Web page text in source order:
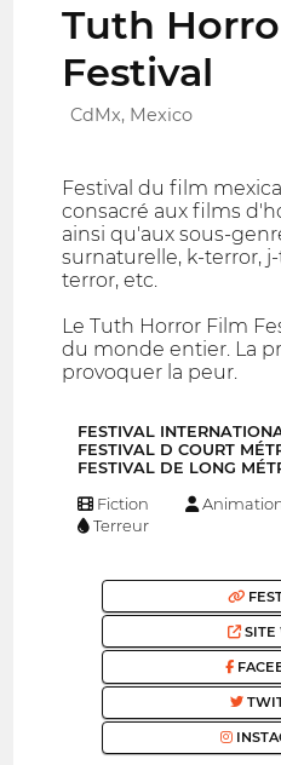
Tuth
Festival
CdMx, Mexico
Festival du film
consacré aux films
ainsi qu'aux sous-
surnaturelle, k-terror, j-
terror, etc.
Le Tuth Horror Film
du monde entier. La
provoquer la peur.
FESTIVAL
FESTIVAL D COURT
FESTIVAL DE LONG
Fiction
Terreur
SITE